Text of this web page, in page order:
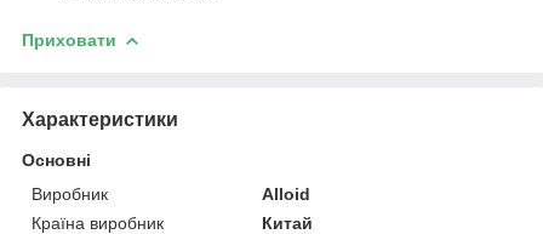
Приховати
Характеристики
Основні
Виробник
Alloid
Країна виробник
Китай